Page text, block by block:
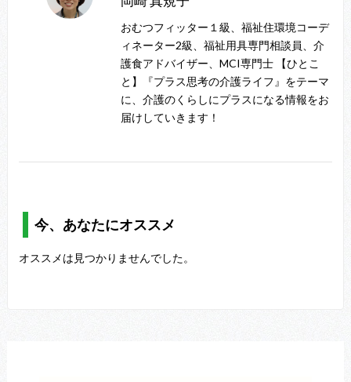
おむつフィッター１級、福祉住環境コーデ
ィネーター2級、福祉用具専門相談員、介
護食アドバイザー、MCI専門士 【ひとこ
と】『プラス思考の介護ライフ』をテーマ
に、介護のくらしにプラスになる情報をお
届けしていきます！
今、あなたにオススメ
オススメは見つかりませんでした。